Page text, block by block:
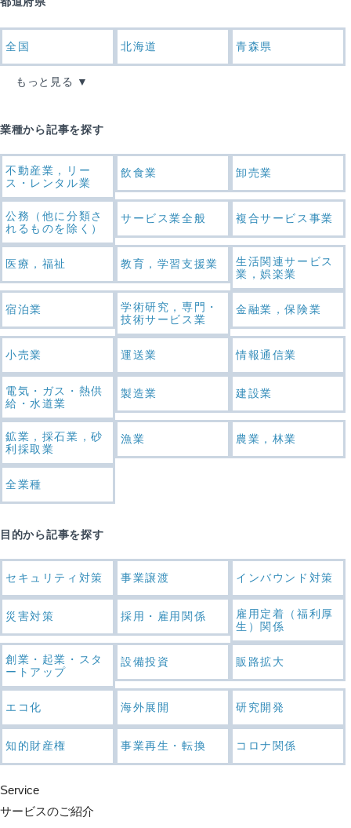
全国 北海道 青森県
もっと見る
業種から記事を探す
不動産業，リー
ス・レンタル業
飲食業 卸売業
公務（他に分類さ
れるものを除く）
サービス業全般 複合サービス事業
医療，福祉 教育，学習支援業
生活関連サービス
業，娯楽業
宿泊業
学術研究，専門・
技術サービス業
金融業，保険業
小売業 運送業 情報通信業
電気・ガス・熱供
給・水道業
製造業 建設業
鉱業，採石業，砂
利採取業
漁業 農業，林業
全業種
目的から記事を探す
セキュリティ対策 事業譲渡 インバウンド対策
災害対策 採用・雇用関係
雇用定着（福利厚
生）関係
創業・起業・スタ
ートアップ
設備投資 販路拡大
エコ化 海外展開 研究開発
知的財産権 事業再生・転換 コロナ関係
Service
サービスのご紹介